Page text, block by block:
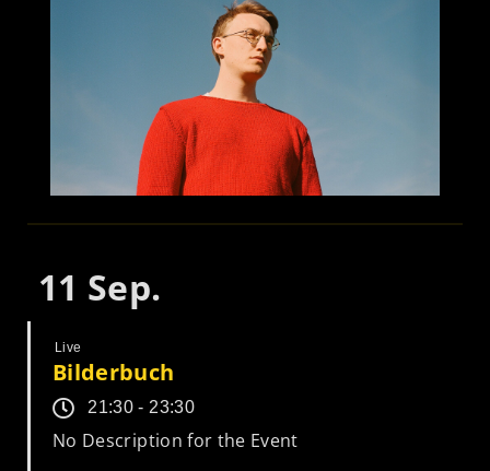
11 Sep.
Live
Bilderbuch
21:30 - 23:30
No Description for the Event